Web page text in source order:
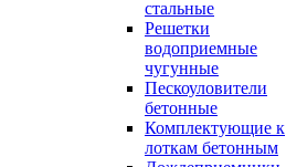
стальные
Решетки
водоприемные
чугунные
Пескоуловители
бетонные
Комплектующие к
лоткам бетонным